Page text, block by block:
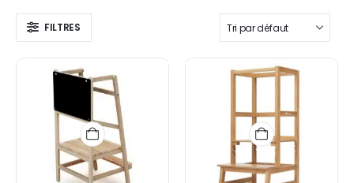
FILTRES